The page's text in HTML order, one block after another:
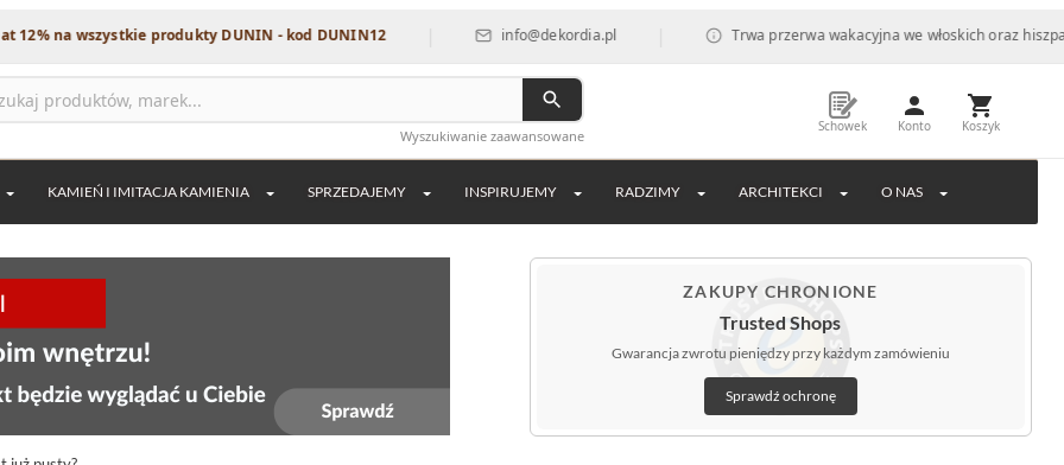
na wszystkie produkty DUNIN - kod DUNIN12 | info@dekordia.pl | Trwa przerwa wakacyjna we włoskich oraz
Wyszukiwanie zaawansowane
Schowek Konto Koszyk
KAMIEŃ I IMITACJA KAMIENIA SPRZEDAJEMY INSPIRUJEMY RADZIMY ARCHITEKCI O NAS
ZAKUPY CHRONIONE
Trusted Shops
Gwarancja zwrotu pieniędzy przy każdym zamówieniu
Sprawdź ochronę